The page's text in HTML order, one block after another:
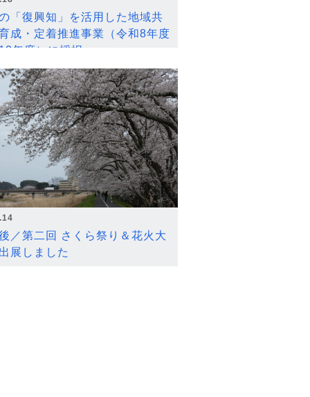
「復興知」を活用した地域共
成・定着推進事業（令和8年度
年度）に採択
／第二回 さくら祭り＆花火大
展しました